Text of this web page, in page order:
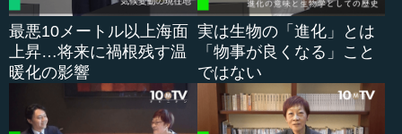
最悪10メートル以上海面
上昇…将来に禍根残す温
暖化の影響
実は生物の「進化」とは
「物事が良くなる」こと
ではない